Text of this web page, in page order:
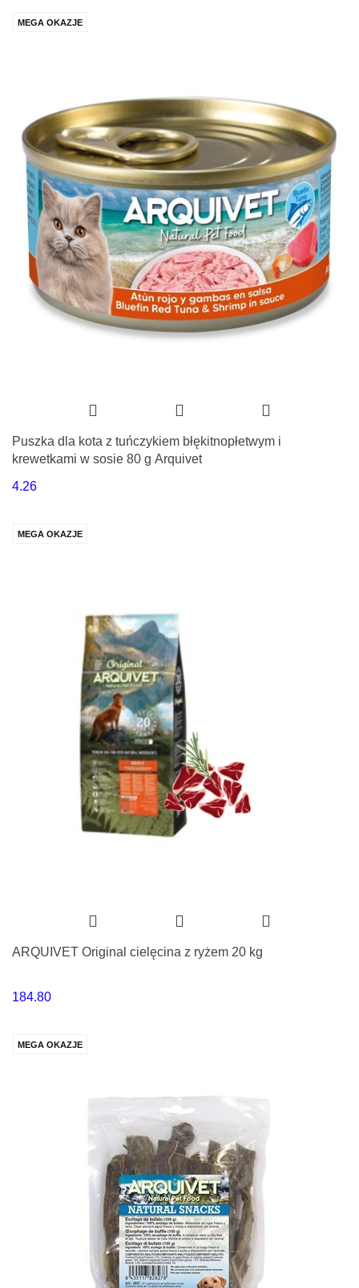
MEGA OKAZJE
Puszka dla kota z tuńczykiem błękitnopłetwym i
krewetkami w sosie 80 g Arquivet
4.26
MEGA OKAZJE
ARQUIVET Original cielęcina z ryżem 20 kg
184.80
MEGA OKAZJE